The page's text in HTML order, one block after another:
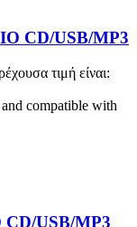
CD/USB/MP3
τιμή είναι:
compatible with
USB/MP3